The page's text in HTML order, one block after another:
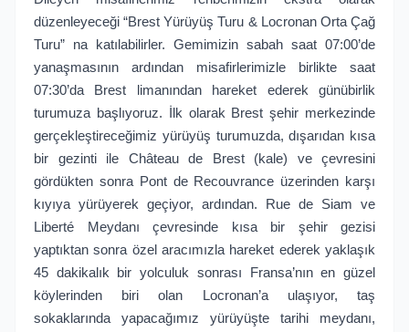
düzenleyeceği “Brest Yürüyüş Turu & Locronan Orta Çağ
Turu” na katılabilirler. Gemimizin sabah saat 07:00’de
yanaşmasının ardından misafirlerimizle birlikte saat
07:30’da Brest limanından hareket ederek günübirlik
turumuza başlıyoruz. İlk olarak Brest şehir merkezinde
gerçekleştireceğimiz yürüyüş turumuzda, dışarıdan kısa
bir gezinti ile Château de Brest (kale) ve çevresini
gördükten sonra Pont de Recouvrance üzerinden karşı
kıyıya yürüyerek geçiyor, ardından. Rue de Siam ve
Liberté Meydanı çevresinde kısa bir şehir gezisi
yaptıktan sonra özel aracımızla hareket ederek yaklaşık
45 dakikalık bir yolculuk sonrası Fransa’nın en güzel
köylerinden biri olan Locronan’a ulaşıyor, taş
sokaklarında yapacağımız yürüyüşte tarihi meydanı,